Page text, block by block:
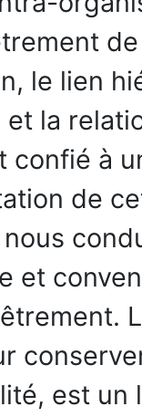
le lien
et la
confié à
de
et
est un